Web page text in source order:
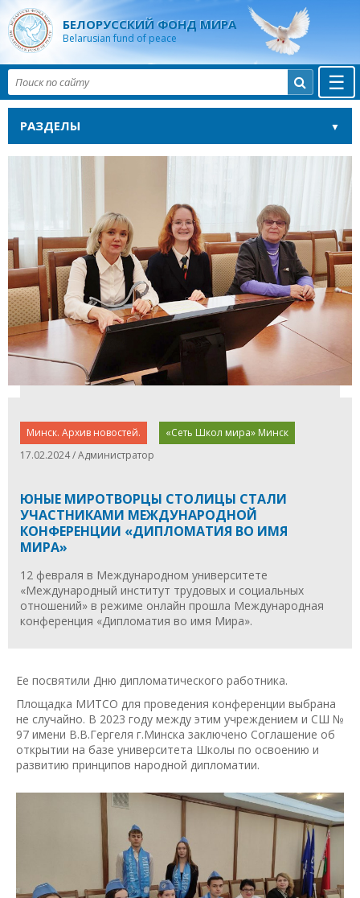
БЕЛОРУССКИЙ ФОНД МИРА
Belarusian fund of peace
☰

РАЗДЕЛЫ
Минск. Архив новостей.
«Сеть Школ мира» Минск
17.02.2024 / Администратор
ЮНЫЕ МИРОТВОРЦЫ СТОЛИЦЫ СТАЛИ
УЧАСТНИКАМИ МЕЖДУНАРОДНОЙ
КОНФЕРЕНЦИИ «ДИПЛОМАТИЯ ВО ИМЯ
МИРА»
12 февраля в Международном университете
«Международный институт трудовых и социальных
отношений» в режиме онлайн прошла Международная
конференция «Дипломатия во имя Мира».
Ее посвятили Дню дипломатического работника.
Площадка МИТСО для проведения конференции выбрана
не случайно. В 2023 году между этим учреждением и СШ №
97 имени В.В.Гергеля г.Минска заключено Соглашение об
открытии на базе университета Школы по освоению и
развитию принципов народной дипломатии.